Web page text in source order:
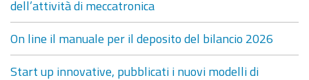
dell’attività di meccatronica
On line il manuale per il deposito del bilancio 2026
Start up innovative, pubblicati i nuovi modelli di